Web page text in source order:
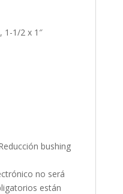
1-1/2 x 1″
bushing
no será
están